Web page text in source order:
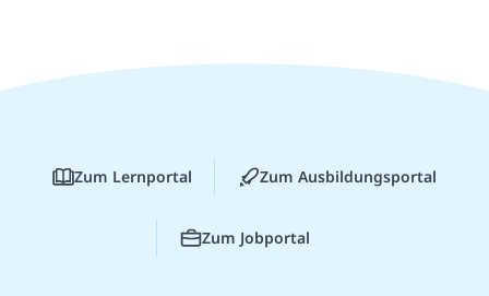
Zum Lernportal Zum Ausbildungsportal
Zum Jobportal